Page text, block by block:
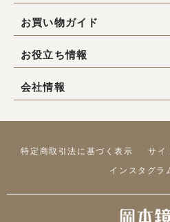
お買い物ガイド
お役立ち情報
会社情報
特定商取引法に基づく表示 サイ
インスタグラ